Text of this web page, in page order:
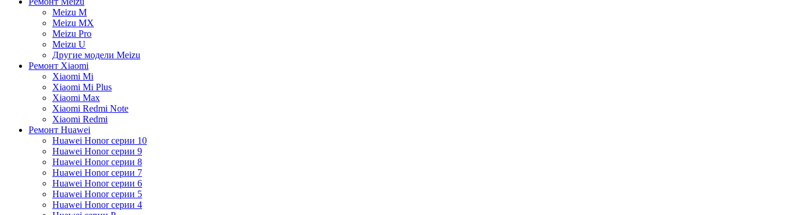
Meizu M
Meizu MX
Meizu Pro
Meizu U
Другие модели Meizu
Ремонт Xiaomi
Xiaomi Mi
Xiaomi Mi Plus
Xiaomi Max
Xiaomi Redmi Note
Xiaomi Redmi
Ремонт Huawei
Huawei Honor серии 10
Huawei Honor серии 9
Huawei Honor серии 8
Huawei Honor серии 7
Huawei Honor серии 6
Huawei Honor серии 5
Huawei Honor серии 4